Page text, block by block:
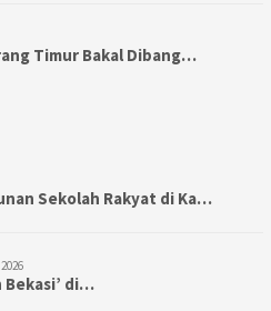
Timur Bakal Dibang…
Sekolah Rakyat di Ka…
Bekasi’ di…